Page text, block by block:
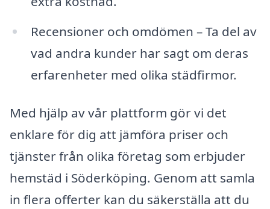
Recensioner och omdömen – Ta del av
vad andra kunder har sagt om deras
erfarenheter med olika städfirmor.
Med hjälp av vår plattform gör vi det
enklare för dig att jämföra priser och
tjänster från olika företag som erbjuder
hemstäd i Söderköping. Genom att samla
in flera offerter kan du säkerställa att du